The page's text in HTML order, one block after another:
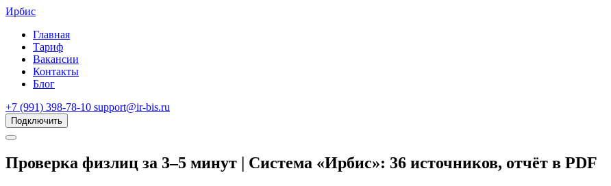
Ирбис
Главная
Тариф
Вакансии
Контакты
Блог
+7 (991) 398-78-10 support@ir-bis.ru
Подключить
Проверка физлиц за 3–5 минут | Система «Ирбис»: 36 источников, отчёт в PDF